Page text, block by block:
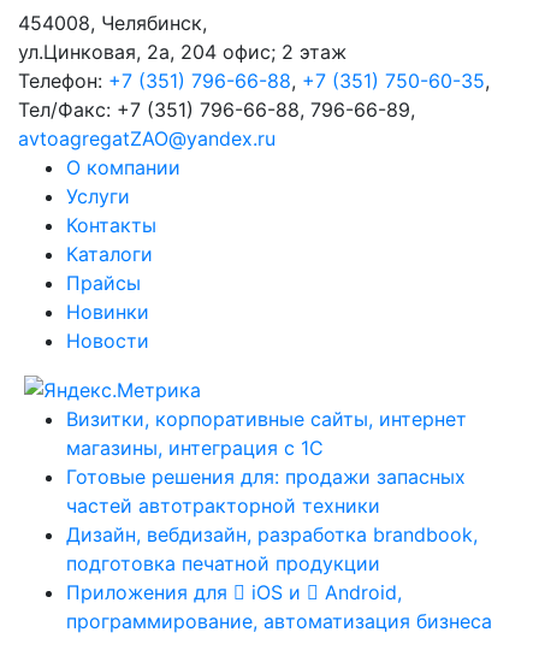
454008, Челябинск,
ул.Цинковая, 2а, 204 офис; 2 этаж
Телефон: +7 (351) 796-66-88, +7 (351) 750-60-35,
Тел/Факс: +7 (351) 796-66-88, 796-66-89,
avtoagregatZAO@yandex.ru
О компании
Услуги
Контакты
Каталоги
Прайсы
Новинки
Новости
Визитки, корпоративные сайты, интернет
магазины, интеграция с 1С
Готовые решения для: продажи запасных
частей автотракторной техники
Дизайн, вебдизайн, разработка brandbook,
подготовка печатной продукции
Приложения для
iOS и
Android,
программирование, автоматизация бизнеса